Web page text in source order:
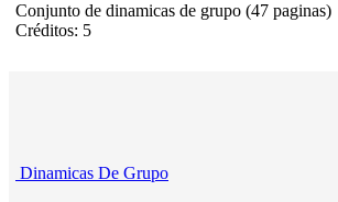
Conjunto de dinamicas de grupo (47 paginas)
Créditos: 5
Dinamicas De Grupo